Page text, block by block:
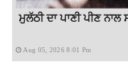
ਮੁਲੱਠੀ ਦਾ ਪਾਣੀ ਪੀਣ
Aug 05, 2026 8:01 Pm